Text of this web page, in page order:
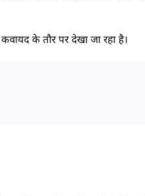
के तौर पर देखा जा रहा है।